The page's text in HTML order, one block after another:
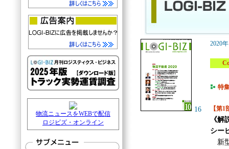
2020
特
16 【第
《解
シー
新
物流ニュースをWEBで配信
ロジビズ・オンライン